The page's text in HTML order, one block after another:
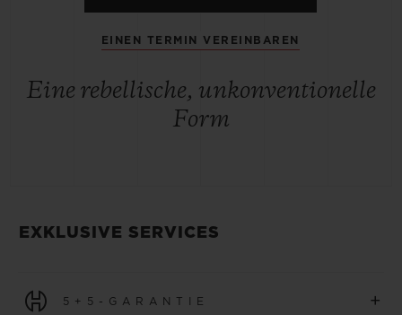
EINEN TERMIN VEREINBAREN
Eine rebellische, unkonventionelle
Form
EXKLUSIVE SERVICES
5+5-GARANTIE +